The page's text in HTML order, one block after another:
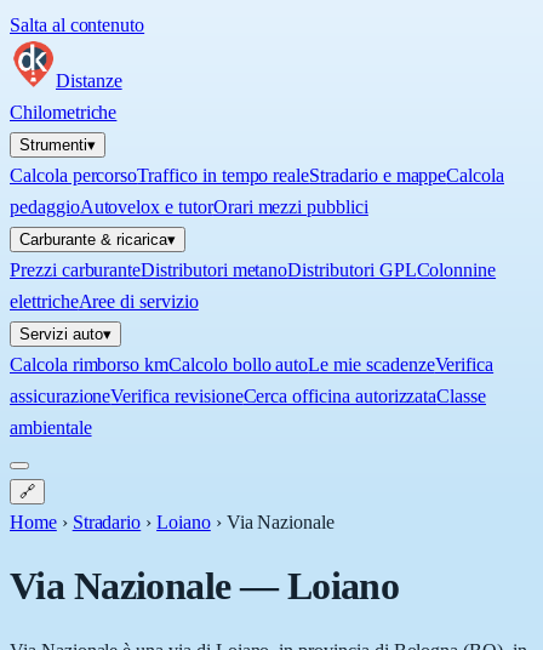
Salta al contenuto
Distanze
Chilometriche
Strumenti▾
Calcola percorsoTraffico in tempo realeStradario e mappeCalcola
pedaggioAutovelox e tutorOrari mezzi pubblici
Carburante & ricarica▾
Prezzi carburanteDistributori metanoDistributori GPLColonnine
elettricheAree di servizio
Servizi auto▾
Calcola rimborso kmCalcolo bollo autoLe mie scadenzeVerifica
assicurazioneVerifica revisioneCerca officina autorizzataClasse
ambientale
🔗
Home › Stradario › Loiano › Via Nazionale
Via Nazionale—Loiano